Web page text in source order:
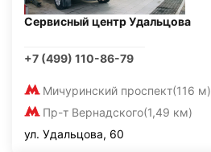
Сервисный центр Удальцова
+7 (499) 110-86-79
Мичуринский проспект(116 м)
Пр-т Вернадского(1,49 км)
ул. Удальцова, 60